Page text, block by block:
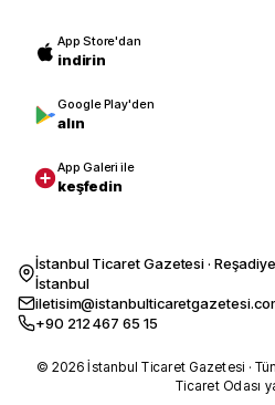
App Store'dan
indirin
Google Play'den
alın
App Galeri ile
keşfedin
İstanbul Ticaret Gazetesi ·
İstanbul
+90 212 467 65 15
© 2026 İstanbul Ticaret Gazetesi ·
Ticaret Odası